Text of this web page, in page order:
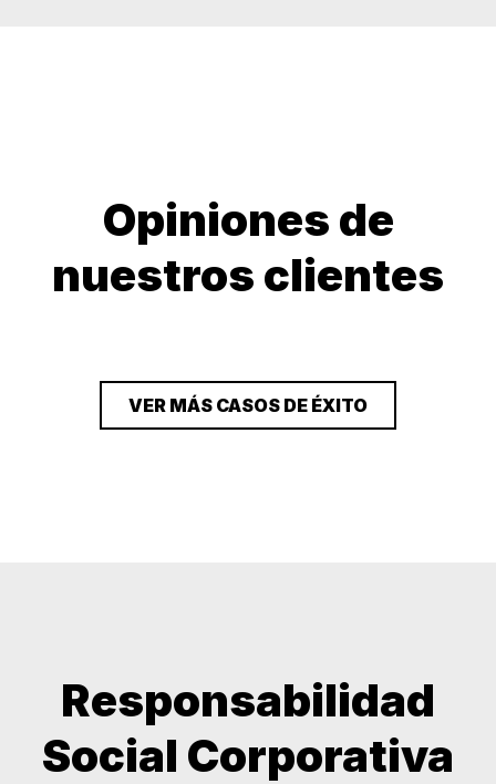
Opiniones de
nuestros clientes
VER MÁS CASOS DE ÉXITO
Responsabilidad
Social Corporativa